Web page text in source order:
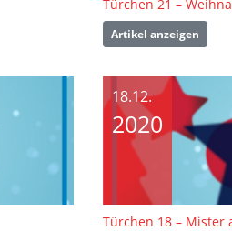
Türchen 21 –
Artikel anzeigen
18.12.
2020
Türchen 18 – Mister